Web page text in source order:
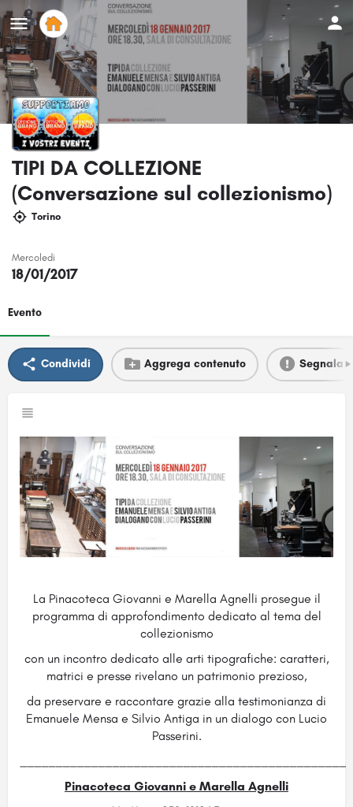
TIPI DA COLLEZIONE
(Conversazione sul collezionismo)
Torino
Mercoledi
18/01/2017
Evento
Condividi Aggrega contenuto Segnala
La Pinacoteca Giovanni e Marella Agnelli prosegue il
programma di approfondimento dedicato al tema del
collezionismo
con un incontro dedicato alle arti tipografiche: caratteri,
matrici e presse rivelano un patrimonio prezioso,
da preservare e raccontare grazie alla testimonianza di
Emanuele Mensa e Silvio Antiga in un dialogo con Lucio
Passerini.
Pinacoteca Giovanni e Marella Agnelli